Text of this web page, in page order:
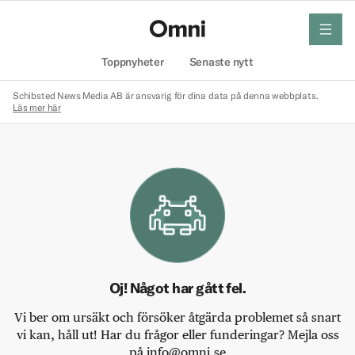
Toppnyheter Senaste nytt
meny
Schibsted News Media AB är ansvarig för dina data på denna webbplats.
Läs mer här
Oj! Något har gått fel.
Vi ber om ursäkt och försöker åtgärda problemet så snart
vi kan, håll ut! Har du frågor eller funderingar? Mejla oss